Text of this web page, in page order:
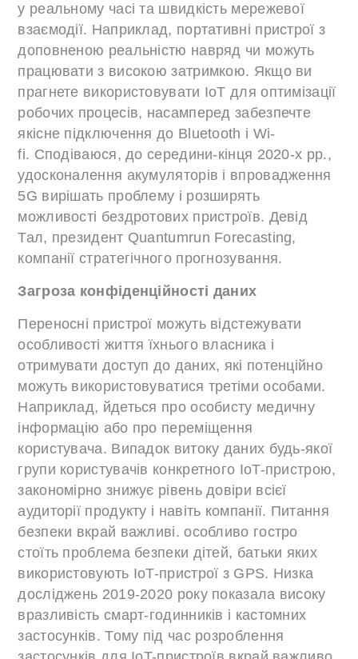
у реальному часі та швидкість мережевої
взаємодії. Наприклад, портативні пристрої з
доповненою реальністю навряд чи можуть
працювати з високою затримкою. Якщо ви
прагнете використовувати IoT для оптимізації
робочих процесів, насамперед забезпечте
якісне підключення до Bluetooth і Wi-
fi. Сподіваюся, до середини-кінця 2020-х рр.,
удосконалення акумуляторів і впровадження
5G вирішать проблему і розширять
можливості бездротових пристроїв. Девід
Тал, президент Quantumrun Forecasting,
компанії стратегічного прогнозування.
Загроза конфіденційності даних
Переносні пристрої можуть відстежувати
особливості життя їхнього власника і
отримувати доступ до даних, які потенційно
можуть використовуватися третіми особами.
Наприклад, йдеться про особисту медичну
інформацію або про переміщення
користувача. Випадок витоку даних будь-якої
групи користувачів конкретного IoT-пристрою,
закономірно знижує рівень довіри всієї
аудиторії продукту і навіть компанії. Питання
безпеки вкрай важливі. особливо гостро
стоїть проблема безпеки дітей, батьки яких
використовують IoT-пристрої з GPS. Низка
досліджень 2019-2020 року показала високу
вразливість смарт-годинників і кастомних
застосунків. Тому під час розроблення